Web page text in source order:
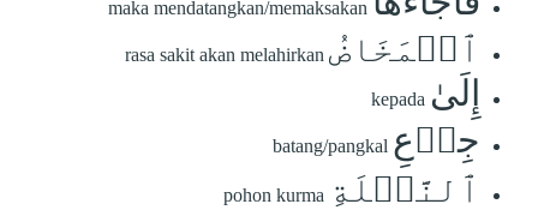
maka mendatangkan/memaksakan
ٱلۡمَخَاضُ rasa sakit akan melahirkan
إِلَىٰ kepada
جِذۡعِ batang/pangkal
ٱلنَّخۡلَةِ pohon kurma